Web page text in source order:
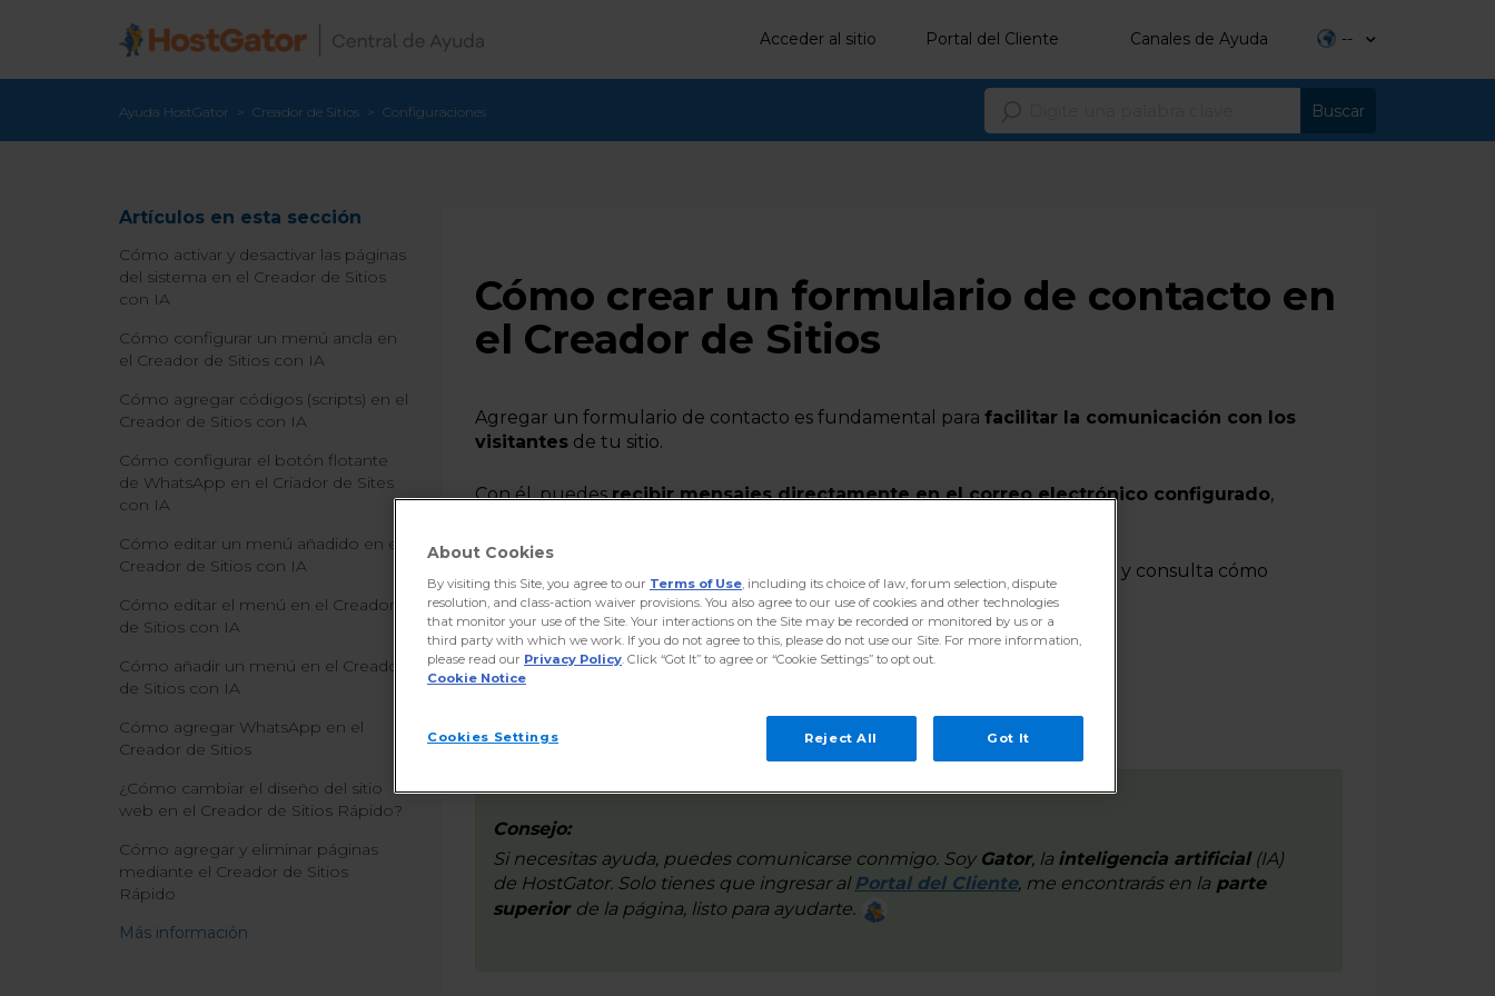
Acceder al sitio Portal del Cliente Canales de Ayuda --
Ayuda HostGator Creador de Sitios Configuraciones
Artículos en esta sección
Cómo activar y desactivar las páginas
del sistema en el Creador de Sitios
con IA
Cómo configurar un menú ancla en
el Creador de Sitios con IA
Cómo agregar códigos (scripts) en el
Creador de Sitios con IA
Cómo configurar el botón flotante
de WhatsApp en el Criador de Sites
con IA
Cómo editar un menú añadido en el
Creador de Sitios con IA
Cómo editar el menú en el Creador
de Sitios con IA
Cómo añadir un menú en el Creador
de Sitios con IA
Cómo agregar WhatsApp en el
Creador de Sitios
¿Cómo cambiar el diseño del sitio
web en el Creador de Sitios Rápido?
Cómo agregar y eliminar páginas
mediante el Creador de Sitios
Rápido
Más información
Cómo crear un formulario de contacto en
el Creador de Sitios
Agregar un formulario de contacto es fundamental para facilitar la comunicación con los
visitantes de tu sitio.
Con él, puedesrecibir mensajes directamente en el correo electrónico configurado,
A continuación, haz clic en la plataforma que utilizaste para crear tu sitio y consulta cómo
hacerlo:
Nuevo Creador de Sitios con IA
Consejo:
Si necesitas ayuda, puedes comunicarse conmigo. Soy Gator, la inteligencia artificial(IA)
de HostGator. Solo tienes que ingresar al Portal del Cliente, me encontrarás en la parte
superior de la página, listo para ayudarte.
About Cookies
By visiting this Site, you agree to our Terms of Use, including its choice of law, forum selection, dispute
resolution, and class-action waiver provisions. You also agree to our use of cookies and other technologies
that monitor your use of the Site. Your interactions on the Site may be recorded or monitored by us or a
third party with which we work. If you do not agree to this, please do not use our Site. For more information,
please read our Privacy Policy. Click “Got It” to agree or “Cookie Settings” to opt out.
Cookie Notice
Cookies Settings Reject All Got It